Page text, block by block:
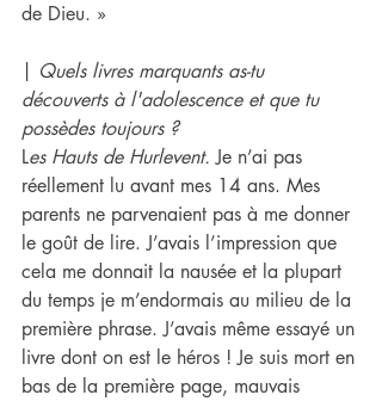
de Dieu. »
Quels livres marquants as-tu
découverts à l'adolescence et que tu
possèdes toujours ?
Les Hauts de Hurlevent. Je n’ai pas
réellement lu avant mes 14 ans. Mes
parents ne parvenaient pas à me donner
le goût de lire. J’avais l’impression que
cela me donnait la nausée et la plupart
du temps je m’endormais au milieu de la
première phrase. J’avais même essayé un
livre dont on est le héros ! Je suis mort en
bas de la première page, mauvais